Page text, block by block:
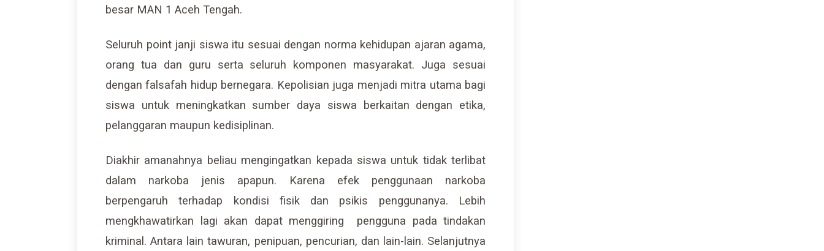
besar MAN 1 Aceh Tengah.
Seluruh point janji siswa itu sesuai dengan norma kehidupan ajaran agama,
orang tua dan guru serta seluruh komponen masyarakat. Juga sesuai
dengan falsafah hidup bernegara. Kepolisian juga menjadi mitra utama bagi
siswa untuk meningkatkan sumber daya siswa berkaitan dengan etika,
pelanggaran maupun kedisiplinan.
Diakhir amanahnya beliau mengingatkan kepada siswa untuk tidak terlibat
dalam narkoba jenis apapun. Karena efek penggunaan narkoba
berpengaruh terhadap kondisi fisik dan psikis penggunanya. Lebih
mengkhawatirkan lagi akan dapat menggiring pengguna pada tindakan
kriminal. Antara lain tawuran, penipuan, pencurian, dan lain-lain. Selanjutnya